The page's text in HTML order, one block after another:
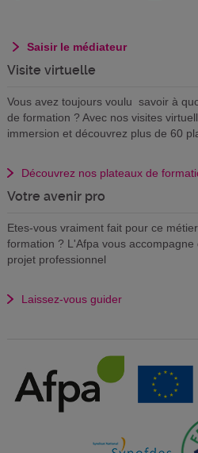
Saisir le médiateur
Visite virtuelle
Vous avez toujours voulu savoir à
de formation ? Avec nos visites
immersion et découvrez plus de 60
Découvrez nos plateaux de
Votre avenir pro
Etes-vous vraiment fait pour ce
formation ? L'Afpa vous
projet professionnel
Laissez-vous guider